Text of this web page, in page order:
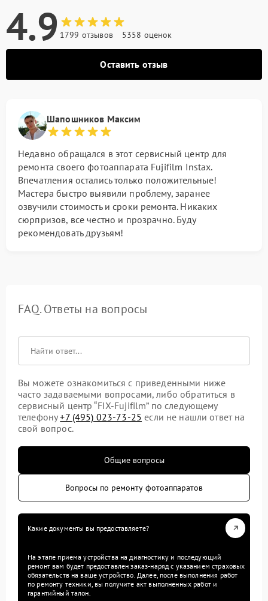
4.9 1799 отзывов 5358 оценок
Оставить отзыв
Шапошников Максим
Недавно обращался в этот сервисный центр для
ремонта своего фотоаппарата Fujifilm Instax.
Впечатления остались только положительные!
Мастера быстро выявили проблему, заранее
озвучили стоимость и сроки ремонта. Никаких
сюрпризов, все честно и прозрачно. Буду
рекомендовать друзьям!
FAQ. Ответы на вопросы
Вы можете ознакомиться с приведенными ниже
часто задаваемыми вопросами, либо обратиться в
сервисный центр “FIX-Fujifilm” по следующему
телефону+7 (495) 023-73-25 если не нашли ответ на
свой вопрос.
Общие вопросы
Вопросы по ремонту фотоаппаратов
Какие документы вы предоставляете?
На этапе приема устройства на диагностику и последующий
ремонт вам будет предоставлен заказ-наряд с указанием страховых
обязательств на ваше устройство. Далее, после выполнения работ
по ремонту техники, вы получите акт выполненных работ и
гарантийный талон.